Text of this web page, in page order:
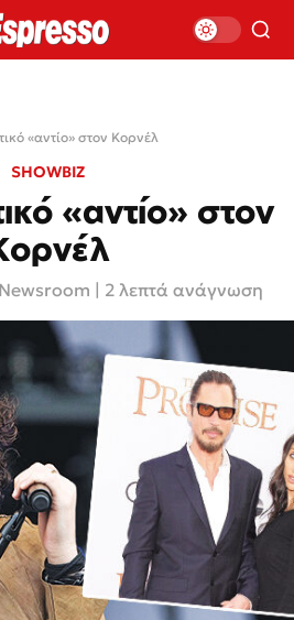
«αντίο» στον Κορνέλ
SHOWBIZ
«αντίο» στον
Newsroom | 2 λεπτά ανάγνωση